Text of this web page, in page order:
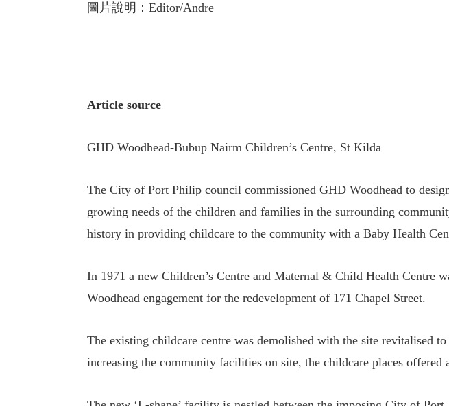
圖片說明：Editor/Andre
Article source
GHD Woodhead-Bubup Nairm Children’s Centre, St Kilda
The City of Port Philip council commissioned GHD Woodhead to
growing needs of the children and families in the surrounding
history in providing childcare to the community with a Baby Health
In 1971 a new Children’s Centre and Maternal & Child Health Centre
Woodhead engagement for the redevelopment of 171 Chapel Street.
The existing childcare centre was demolished with the site revitalised
increasing the community facilities on site, the childcare places offered